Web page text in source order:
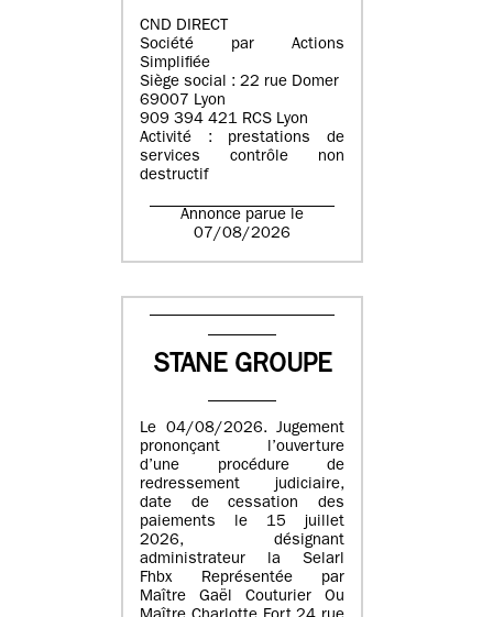
CND DIRECT
Société par Actions
Simplifiée
Siège social : 22 rue Domer
69007 Lyon
909 394 421 RCS Lyon
Activité : prestations de
services contrôle non
destructif
Annonce parue le
07/08/2026
STANE GROUPE
Le 04/08/2026. Jugement
prononçant l’ouverture
d’une procédure de
redressement judiciaire,
date de cessation des
paiements le 15 juillet
2026, désignant
administrateur la Selarl
Fhbx Représentée par
Maître Gaël Couturier Ou